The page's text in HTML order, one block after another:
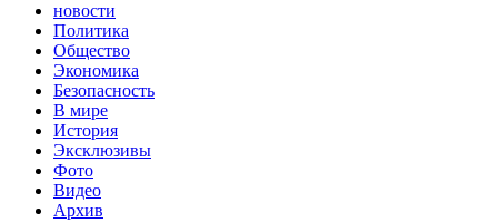
новости
Политика
Общество
Экономика
Безопасность
В мире
История
Эксклюзивы
Фото
Видео
Архив